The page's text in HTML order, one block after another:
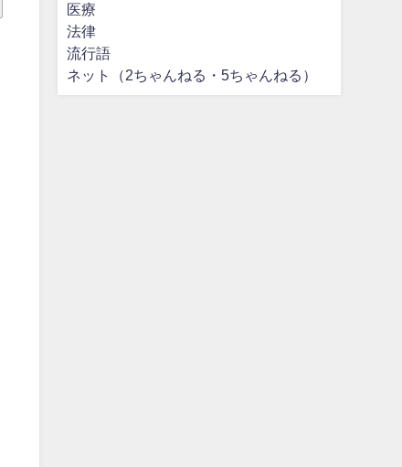
医療
法律
流行語
ネット（2ちゃんねる・5ちゃんねる）